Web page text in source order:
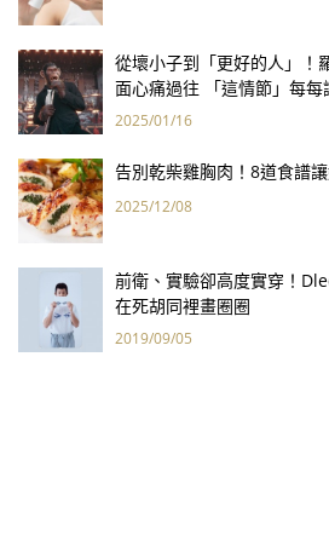
從壞小子到「更好的人」！
面心痛過往 「這情節」每每
2025/01/16
告別乾柴雞胸肉！8道食譜
2025/12/08
前衛、實驗卻高度實穿！
在死胡同裡畫圈圈
2019/09/05